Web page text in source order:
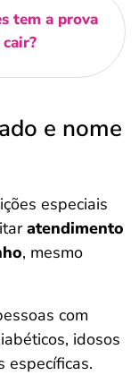
tem a prova
e nome
especiais
atendimento
, mesmo
com
idosos
específicas.